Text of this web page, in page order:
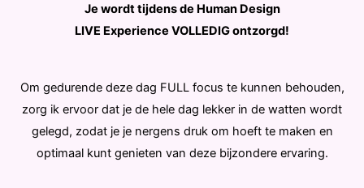
Je wordt tijdens de Human Design
LIVE Experience VOLLEDIG ontzorgd!
Om gedurende deze dag FULL focus te kunnen behouden,
zorg ik ervoor dat je de hele dag lekker in de watten wordt
gelegd, zodat je je nergens druk om hoeft te maken en
optimaal kunt genieten van deze bijzondere ervaring.